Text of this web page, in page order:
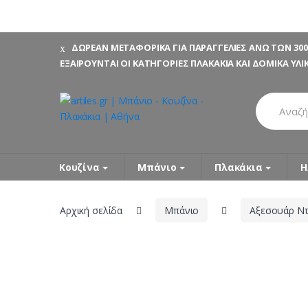
ΔΩΡΕΑΝ ΜΕΤΑΦΟΡΙΚΑ ΓΙΑ ΠΑΡΑΓΓΕΛΙΕΣ ΑΝΩ ΤΩΝ
ΕΞΑΙΡΟΥΝΤΑΙ ΟΙ ΚΑΤΗΓΟΡΙΕΣ ΠΛΑΚΑΚΙΑ ΚΑΙ ΔΟΜΙΚΑ
Search
for:
Κουζίνα Μπάνιο Πλακάκια
Αρχική σελίδα Μπάνιο Αξεσουάρ